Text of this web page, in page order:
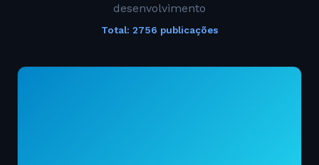
desenvolvimento
Total: 2756 publicações